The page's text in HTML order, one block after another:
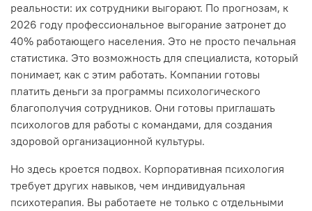
реальности: их сотрудники выгорают. По прогнозам, к
2026 году профессиональное выгорание затронет до
40% работающего населения. Это не просто печальная
статистика. Это возможность для специалиста, который
понимает, как с этим работать. Компании готовы
платить деньги за программы психологического
благополучия сотрудников. Они готовы приглашать
психологов для работы с командами, для создания
здоровой организационной культуры.
Но здесь кроется подвох. Корпоративная психология
требует других навыков, чем индивидуальная
психотерапия. Вы работаете не только с отдельными